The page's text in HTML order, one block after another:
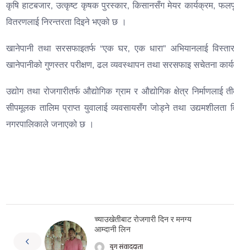
कृषि हाटबजार, उत्कृष्ट कृषक पुरस्कार, किसानसँग मेयर कार्यक्रम,
वितरणलाई निरन्तरता दिइने भएको छ ।
खानेपानी तथा सरसफाइतर्फ “एक घर, एक धारा” अभियानलाई
खानेपानीको गुणस्तर परीक्षण, ढल व्यवस्थापन तथा सरसफाइ सचेतना
उद्योग तथा रोजगारीतर्फ औद्योगिक ग्राम र औद्योगिक क्षेत्र
सीपमूलक तालिम प्राप्त युवालाई व्यवसायसँग जोड्ने तथा उद्यमशीलता
नगरपालिकाले जनाएको छ ।
च्याउखेतीबाट रोजगारी दिन र मनग्य
आम्दानी लिन
युग संवाददाता